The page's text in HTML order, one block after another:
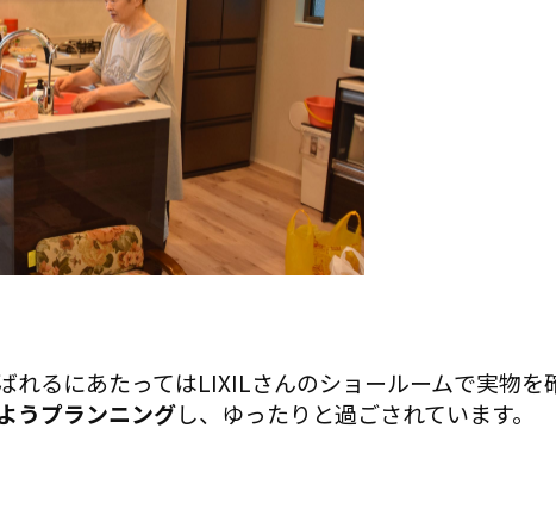
れるにあたってはLIXILさんのショールームで実物を
うプランニングし、ゆったりと過ごされています。